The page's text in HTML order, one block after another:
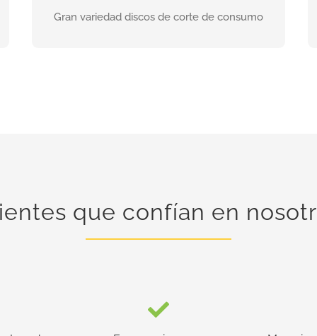
Gran variedad discos de corte de consumo
que confían en